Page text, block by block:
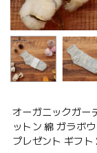
オーガニックガー
ットン 綿 ガラボ
プレゼント ギフ